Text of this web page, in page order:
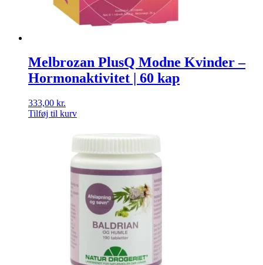
Melbrozan PlusQ Modne Kvinder –
Hormonaktivitet | 60 kap
333,00 kr.
Tilføj til kurv